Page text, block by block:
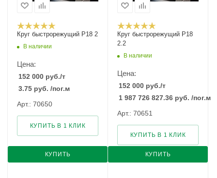
Круг быстрорежущий Р18 2
В наличии
Цена:
152 000 руб./т
3.75 руб. /пог.м
Арт.: 70650
КУПИТЬ
КУПИТЬ В 1 КЛИК
Круг быстрорежущий Р18
2.2
В наличии
Цена:
152 000 руб./т
1 987 726 827.36 руб. /пог.м
Арт.: 70651
КУПИТЬ
КУПИТЬ В 1 КЛИК